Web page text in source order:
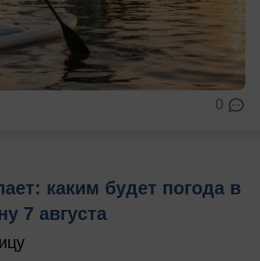
0
каким будет погода в
7 августа